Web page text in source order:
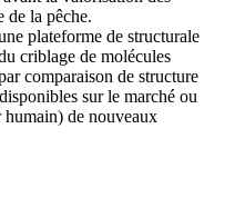
de la pêche.
plateforme de structurale
criblage de molécules
comparaison de structure
sur le marché ou
humain) de nouveaux